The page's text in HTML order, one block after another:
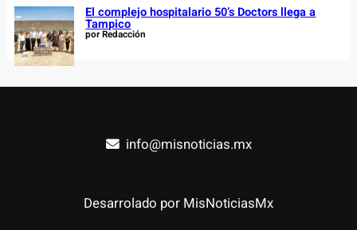
El complejo hospitalario 50’s Doctors llega a
Tampico
por Redacción
info@misnoticias.mx
Desarrolado por MisNoticiasMx